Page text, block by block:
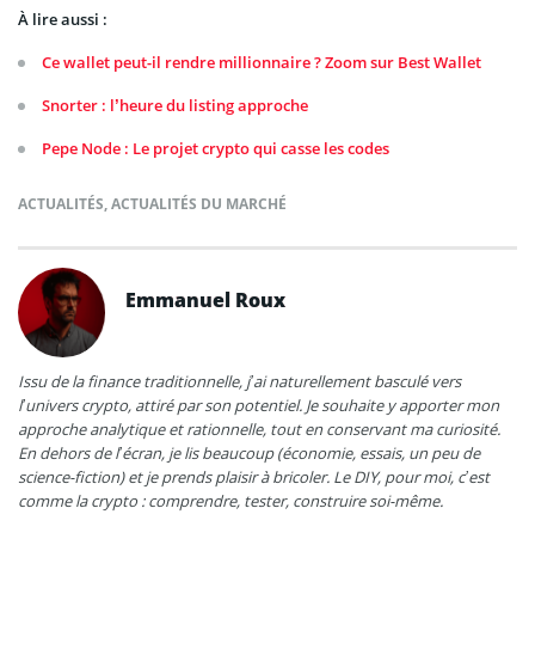
À lire aussi :
Ce wallet peut-il rendre millionnaire ? Zoom sur Best Wallet
Snorter : l’heure du listing approche
Pepe Node : Le projet crypto qui casse les codes
ACTUALITÉS,ACTUALITÉS DU MARCHÉ
Emmanuel Roux
Issu de la finance traditionnelle, j’ai naturellement basculé vers
l’univers crypto, attiré par son potentiel. Je souhaite y apporter mon
approche analytique et rationnelle, tout en conservant ma curiosité.
En dehors de l’écran, je lis beaucoup (économie, essais, un peu de
science-fiction) et je prends plaisir à bricoler. Le DIY, pour moi, c’est
comme la crypto : comprendre, tester, construire soi-même.